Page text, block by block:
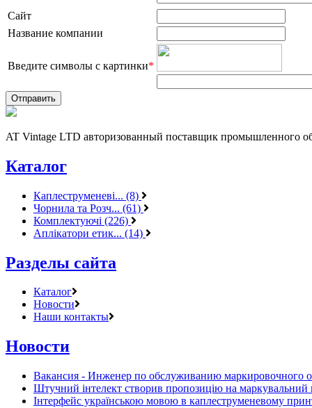
Сайт
Название компании
Введите символы с картинки*
AT Vintage LTD авторизованный поставщик промышленного
Каталог
Каплеструменеві... (8)
Чорнила та Розч... (61)
Комплектуючі (226)
Аплікатори етик... (14)
Разделы сайта
Каталог
Новости
Наши контакты
Новости
Вакансия - Инженер по обслуживанию маркировочного
Штучний інтелект створив пропозицію на маркувальний
Інтерфейс українською мовою в каплеструменевому